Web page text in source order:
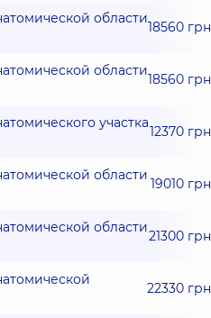
области
18560 грн
области
18560 грн
участка
12370 грн
области
19010 грн
области
21300 грн
22330 грн